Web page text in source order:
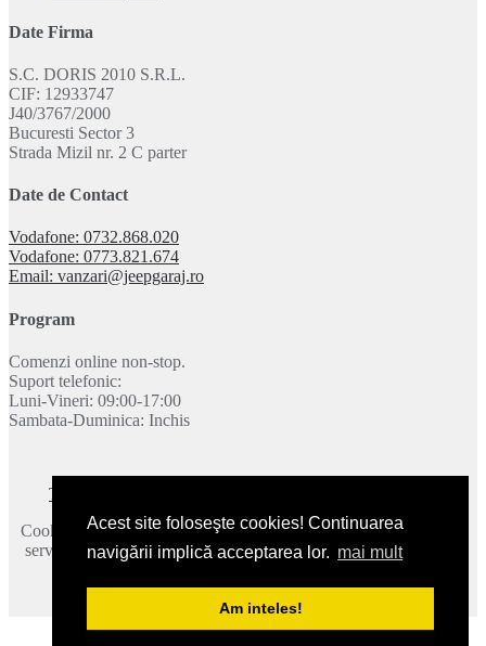
Acest site foloseşte cookies! Continuarea
navigării implică acceptarea lor. mai mult
Am inteles!
Date Firma
S.C. DORIS 2010 S.R.L.
CIF: 12933747
J40/3767/2000
Bucuresti Sector 3
Strada Mizil nr. 2 C parter
Date de Contact
Vodafone: 0732.868.020
Vodafone: 0773.821.674
Email: vanzari@jeepgaraj.ro
Program
Comenzi online non-stop.
Suport telefonic:
Luni-Vineri: 09:00-17:00
Sambata-Duminica: Inchis
Termeni si conditii
Cookie-urile ne ajuta sa oferim serviciile noastre. Utilizand aceste
servicii, acceptati modul in care utilizam cookie-urile.Mai multe
2026 © JeepGaraj.ro - Toate drepturile rezervate.